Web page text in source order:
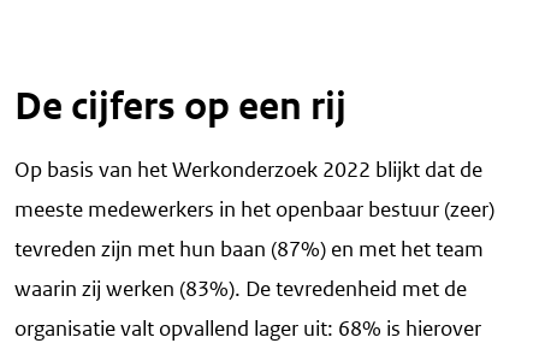
De cijfers op een rij
Op basis van het Werkonderzoek 2022 blijkt dat de
meeste medewerkers in het openbaar bestuur (zeer)
tevreden zijn met hun baan (87%) en met het team
waarin zij werken (83%). De tevredenheid met de
organisatie valt opvallend lager uit: 68% is hierover